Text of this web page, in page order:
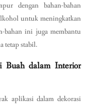
dengan bahan-bahan
untuk meningkatkan
bahan ini juga membantu
tetap stabil.
Buah dalam Interior
aplikasi dalam dekorasi